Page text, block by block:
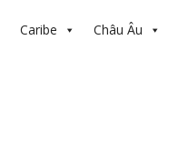
Caribe Châu Âu